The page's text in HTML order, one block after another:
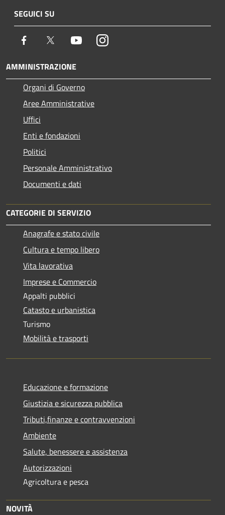
SEGUICI SU
Facebook Twitter YoutubeInstagram
AMMINISTRAZIONE
Organi di Governo
Aree Amministrative
Uffici
Enti e fondazioni
Politici
Personale Amministrativo
Documenti e dati
CATEGORIE DI SERVIZIO
Anagrafe e stato civile
Cultura e tempo libero
Vita lavorativa
Imprese e Commercio
Appalti pubblici
Catasto e urbanistica
Turismo
Mobilità e trasporti
Educazione e formazione
Giustizia e sicurezza pubblica
Tributi,finanze e contravvenzioni
Ambiente
Salute, benessere e assistenza
Autorizzazioni
Agricoltura e pesca
NOVITÀ